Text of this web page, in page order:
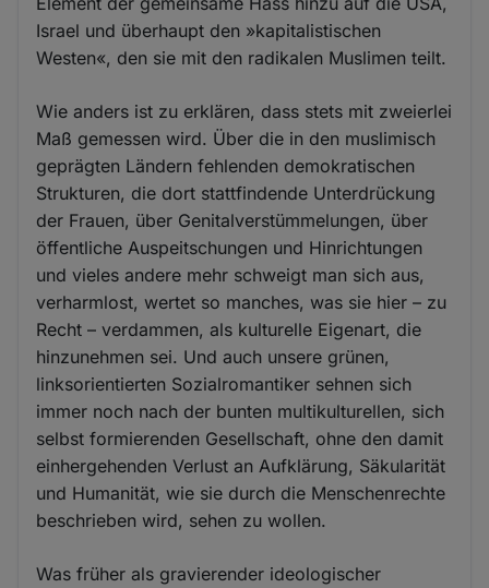
Israel und überhaupt den »kapitalistischen
Westen«, den sie mit den radikalen Muslimen teilt.
Wie anders ist zu erklären, dass stets mit zweierlei
Maß gemessen wird. Über die in den muslimisch
geprägten Ländern fehlenden demokratischen
Strukturen, die dort stattfindende Unterdrückung
der Frauen, über Genitalverstümmelungen, über
öffentliche Auspeitschungen und Hinrichtungen
und vieles andere mehr schweigt man sich aus,
verharmlost, wertet so manches, was sie hier – zu
Recht – verdammen, als kulturelle Eigenart, die
hinzunehmen sei. Und auch unsere grünen,
linksorientierten Sozialromantiker sehnen sich
immer noch nach der bunten multikulturellen, sich
selbst formierenden Gesellschaft, ohne den damit
einhergehenden Verlust an Aufklärung, Säkularität
und Humanität, wie sie durch die Menschenrechte
beschrieben wird, sehen zu wollen.
Was früher als gravierender ideologischer